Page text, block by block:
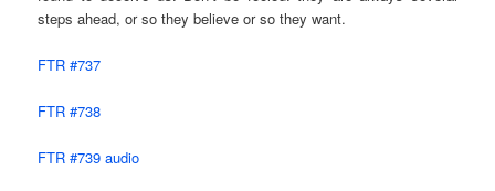
steps ahead, or so they believe or so they want.
FTR #737
FTR #738
FTR #739 audio